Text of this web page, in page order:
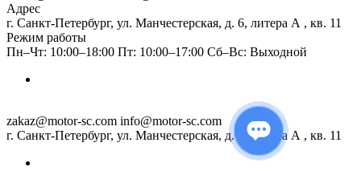
Адрес
г. Санкт-Петербург, ул. Манчестерская, д. 6, литера А , кв. 11
Режим работы
Пн–Чт: 10:00–18:00 Пт: 10:00–17:00 Сб–Вс: Выходной
zakaz@motor-sc.com info@motor-sc.com
г. Санкт-Петербург, ул. Манчестерская, д. 6, литера А , кв. 11